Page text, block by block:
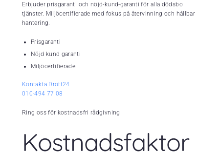
Erbjuder prisgaranti och nöjd-kund-garanti för alla dödsbo
tjänster. Miljöcertifierade med fokus på återvinning och hållbar
hantering.
Prisgaranti
Nöjd kund garanti
Miljöcertifierade
Kontakta Drott24
010-494 77 08
Ring oss för kostnadsfri rådgivning
Kostnadsfaktor